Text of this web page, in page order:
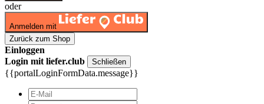
oder
Anmelden mit
Zurück zum Shop
Einloggen
Login mit liefer.club
Schließen
{{portalLoginFormData.message}}